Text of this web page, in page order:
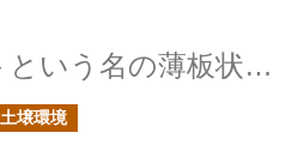
バーミキュライトという名の薄板状粘土
土壌環境